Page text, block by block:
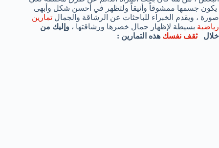
يكون جسمها ممشوقاً وأنيقاً ولتظهر في أحسن شكل وأبهى
صورة ، ويقدم الخبراء للباحثات عن الرشاقة والجمال تمارين
رياضية بسيطة لإظهار جمال خصرها ورشاقتها ، وإليك من
خلال
ثقف نفسك هذه التمارين :